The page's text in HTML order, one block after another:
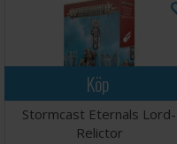
Köp
Stormcast Eternals Lord-
Relictor